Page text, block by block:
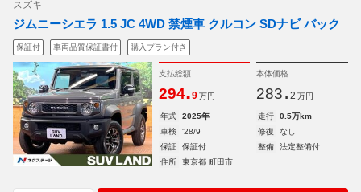
スズキ
ジムニーシエラ 1.5 JC 4WD 禁煙車 クルコン SDナビ バック
保証付 車両品質保証書付 購入プラン付き
支払総額
294.9 万円
本体価格
283. 2 万円
年式 2025年 走行
0.5万km
車検
'28/9 修復
なし
保証
保証付 整備
法定整備付
住所
東京都 町田市